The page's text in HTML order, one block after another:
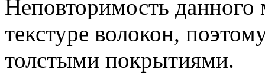
Неповторимость данного
текстуре волокон,
толстыми покрытиями.